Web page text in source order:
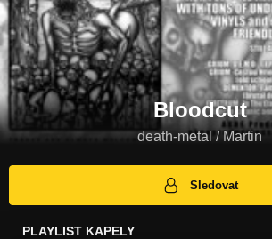
Bloodcut
death-metal / Martin
Sledovat
PLAYLIST KAPELY